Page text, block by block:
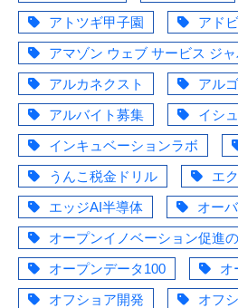
アトツギ甲子園
アドビ
アマゾン ウェブ サービス ジ
アルカネクスト
アル
アルバイト募集
イシ
インキュベーションラボ
うんこ税金ドリル
エ
エッジAI半導体
オー
オープンイノベーション促進
オープンデータ100
オ
オフショア開発
オフ